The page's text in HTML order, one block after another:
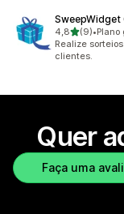
SweepWidget
4,8de 5
(9)
9 avaliações
•Plano
Realize
clientes.
Quer
Faça uma